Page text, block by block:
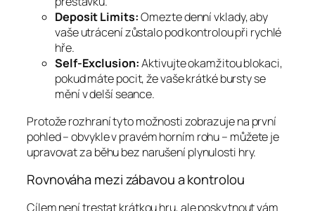
Deposit Limits:Omezte denní vklady, aby
vaše utrácení zůstalo pod kontrolou při rychlé
hře.
Self‑Exclusion:Aktivujte okamžitou blokaci,
pokud máte pocit, že vaše krátké bursty se
mění v delší seance.
Protože rozhraní tyto možnosti zobrazuje na první
pohled – obvykle v pravém horním rohu – můžete je
upravovat za běhu bez narušení plynulosti hry.
Rovnováha mezi zábavou a kontrolou
Cílem není trestat krátkou hru, ale poskytnout vám